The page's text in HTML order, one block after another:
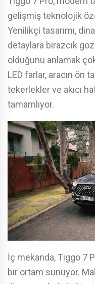
gelişmiş teknolojik
Yenilikçi tasarımı,
detaylara birazcık
olduğunu anlamak
LED farlar, aracın ön
tekerlekler ve akıcı
tamamlıyor.
İç mekanda, Tiggo 7
bir ortam sunuyor.